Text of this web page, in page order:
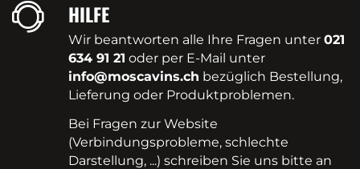
HILFE
Wir beantworten alle Ihre Fragen unter021
634 91 21 oder per E-Mail unter
info@moscavins.ch bezüglich Bestellung,
Lieferung oder Produktproblemen.
Bei Fragen zur Website
(Verbindungsprobleme, schlechte
Darstellung, ...) schreiben Sie uns bitte an